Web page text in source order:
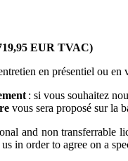
EUR TVAC)
en présentiel ou
: si vous souhaitez
vous sera proposé sur la
and non transferrable
in order to agree on a